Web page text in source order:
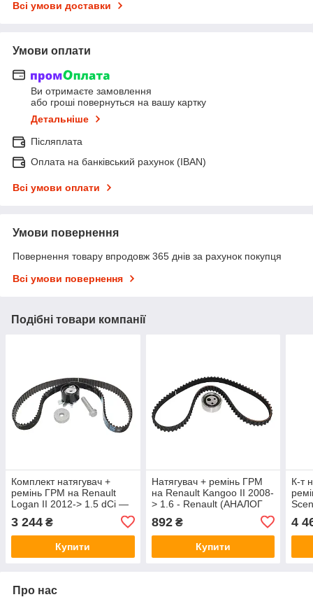
Всі умови доставки
Умови оплати
Ви отримаєте замовлення
або гроші повернуться на вашу картку
Детальніше
Післяплата
Оплата на банківський рахунок (IBAN)
Всі умови оплати
Умови повернення
Повернення товару впродовж 365 днів за рахунок покупця
Всі умови повернення
Подібні товари компанії
Комплект натягувач +
ремінь ГРМ на Renault
Logan II 2012-> 1.5 dCi —
7701477028
3 244 ₴
Купити
Натягувач + ремінь ГРМ
на Renault Kangoo II 2008-
> 1.6 - Renault (АНАЛОГ
7701477024N
892₴
Купити
К-т
4
Про нас